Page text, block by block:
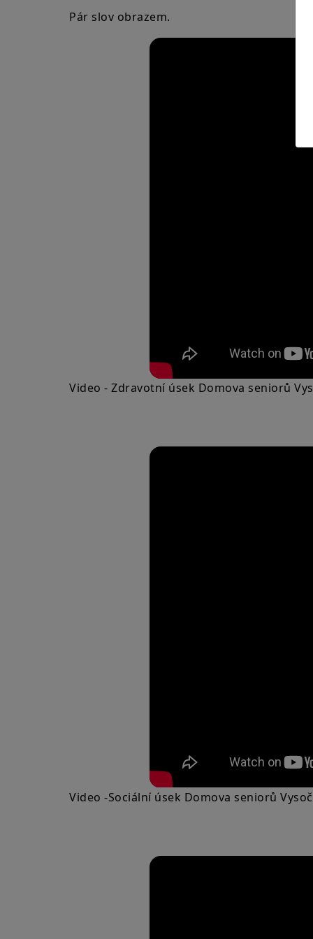
Pár slov obrazem.
Video - Zdravotní úsek Domova seniorů
Video -Sociální úsek Domova seniorů